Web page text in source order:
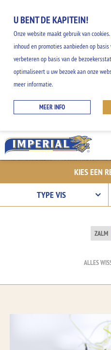
U BENT DE KAPITEIN!
Onze website maakt gebruik van
inhoud en promoties aanbieden op
verbeteren op basis van de
optimaliseert u uw bezoek aan onze
meer informatie.
MEER INFO
ONZE
Ontdek onze
ideeën, en geniet
KIES EEN
TYPE VIS
ZALM
ALLES